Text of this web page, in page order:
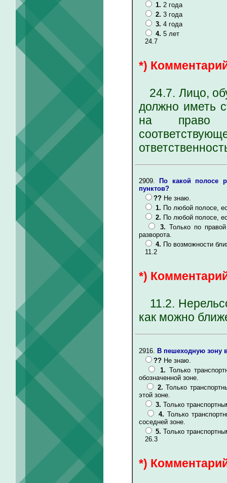
1. 2 года
2. 3 года
3. 4 года
4. 5 лет
24.7
*)
24.7. Лицо,
должно иметь
на право
2909.
По какой полосе
пунктов?
?? Не знаю.
1. По любой полосе,
2. По любой полосе,
3. Только по
разворота.
4. По возможности
11.2
*)
11.2.
как можно
2916.
В пешеходную зону
?? Не знаю.
1. Только
обозначенной зоне.
2.Только
этой зоне.
3. Только
4. Только
соседней зоне.
5. Только
26.3
*)